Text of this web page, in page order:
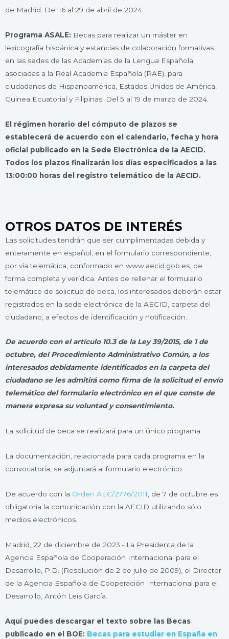
de Madrid. Del 16 al 29 de abril de 2024.
Programa ASALE: Becas para realizar un máster en
lexicografía hispánica y estancias de colaboración formativas
en las sedes de las Academias de la Lengua Española
asociadas a la Real Academia Española (RAE), para
ciudadanos de Hispanoamérica, Estados Unidos de América,
Guinea Ecuatorial y Filipinas. Del 5 al 19 de marzo de 2024.
El régimen horario del cómputo de plazos se
establecerá de acuerdo con el calendario, fecha y hora
oficial publicado en la Sede Electrónica de la AECID.
Todos los plazos finalizarán los días especificados a las
13:00:00 horas del registro telemático de la AECID.
OTROS DATOS DE INTERÉS
Las solicitudes tendrán que ser cumplimentadas debida y
enteramente en español, en el formulario correspondiente,
por vía telemática, conformado en www.aecid.gob.es, de
forma completa y verídica. Antes de rellenar el formulario
telemático de solicitud de beca, los interesados deberán estar
registrados en la sede electrónica de la AECID, carpeta del
ciudadano, a efectos de identificación y notificación.
De acuerdo con el artículo 10.3 de la Ley 39/2015, de 1 de
octubre, del Procedimiento Administrativo Común, a los
interesados debidamente identificados en la carpeta del
ciudadano se les admitirá como firma de la solicitud el envío
telemático del formulario electrónico en el que conste de
manera expresa su voluntad y consentimiento.
La solicitud de beca se realizará para un único programa.
La documentación, relacionada para cada programa en la
convocatoria, se adjuntará al formulario electrónico.
De acuerdo con la Orden AEC/2776/2011, de 7 de octubre es
obligatoria la comunicación con la AECID utilizando sólo
medios electrónicos.
Madrid, 22 de diciembre de 2023.- La Presidenta de la
Agencia Española de Cooperación Internacional para el
Desarrollo, P.D. (Resolución de 2 de julio de 2009), el Director
de la Agencia Española de Cooperación Internacional para el
Desarrollo, Antón Leis García.
Aquí puedes descargar el texto sobre las Becas
publicado en el BOE: Becas para estudiar en España en